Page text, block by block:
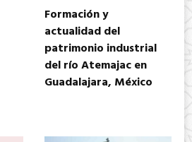
Formación y
actualidad del
patrimonio industrial
del río Atemajac en
Guadalajara, México